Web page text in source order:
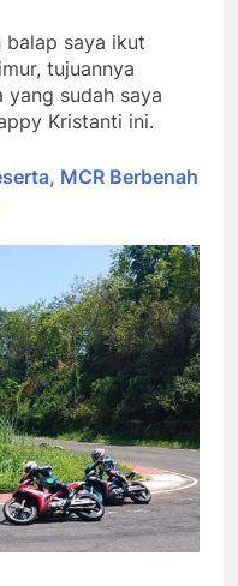
balap saya ikut
tujuannya
yang sudah saya
Kristanti ini.
MCR Berbenah